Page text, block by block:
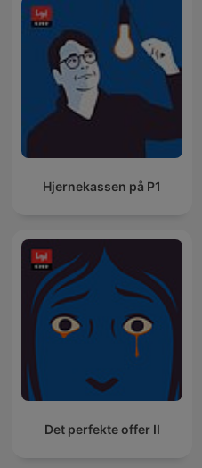
Hjernekassen på P1
Det perfekte offer II